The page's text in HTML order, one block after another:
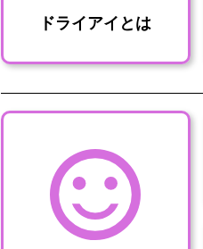
ドライアイとは